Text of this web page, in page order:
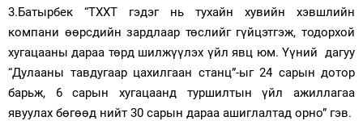
3.Батырбек “ТХХТ гэдэг нь тухайн хувийн хэвшлийн
компани өөрсдийн зардлаар төслийг гүйцэтгэж, тодорхой
хугацааны дараа төрд шилжүүлэх үйл явц юм. Үүний дагуу
“Дулааны тавдугаар цахилгаан станц”-ыг 24 сарын дотор
барьж, 6 сарын хугацаанд туршилтын үйл ажиллагаа
явуулах бөгөөд нийт 30 сарын дараа ашиглалтад орно” гэв.